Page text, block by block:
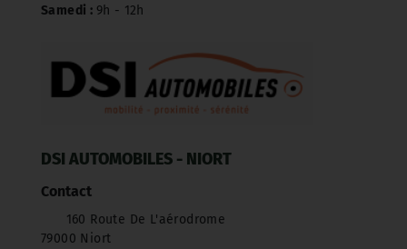
Samedi : 9h - 12h
DSI AUTOMOBILES - NIORT
Contact
160 Route De L'aérodrome
79000 Niort